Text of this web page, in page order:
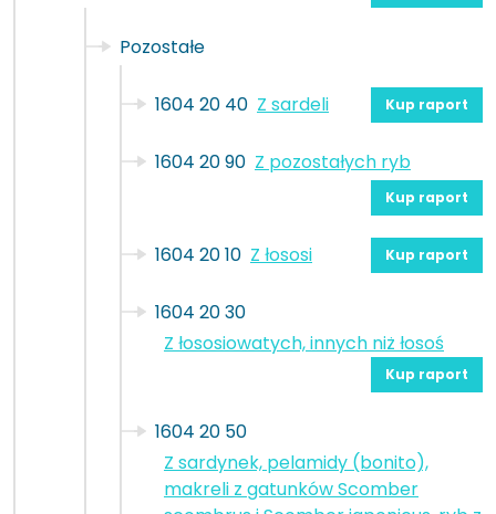
Pozostałe
1604 20 40 Z sardeli Kup raport
1604 20 90 Z pozostałych ryb
Kup raport
1604 20 10 Z łososi Kup raport
1604 20 30
Z łososiowatych, innych niż łosoś
Kup raport
1604 20 50
Z sardynek, pelamidy (bonito),
makreli z gatunków Scomber